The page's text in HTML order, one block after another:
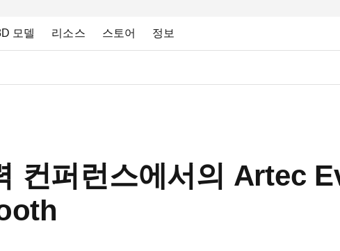
모델 리소스 스토어 정보
컨퍼런스에서의 Artec